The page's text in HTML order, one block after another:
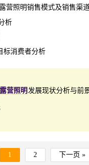
照明销售模式及销售渠
析
消费者分析
露营照明 发展现状分析与前
1 2 下一页 »